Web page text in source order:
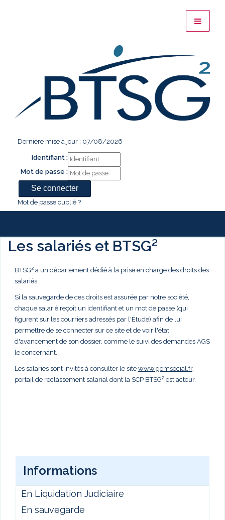
Dernière mise à jour : 07/08/2026
Identifiant :
Mot de passe :
Mot de passe oublié ?
Les salariés et BTSG²
BTSG² a un département dédié à la prise en charge des droits des
salariés.
Si la sauvegarde de ces droits est assurée par notre société,
chaque salarié reçoit un identifiant et un mot de passe (qui
figurent sur les courriers adressés par l'Étude) afin de lui
permettre de se connecter sur ce site et de voir l'état
d'avancement de son dossier, comme le suivi des demandes AGS
le concernant.
Les salariés sont invités à consulter le site www.gemsocial.fr,
portail de reclassement salarial dont la SCP BTSG² est acteur.
Informations
En Liquidation Judiciaire
En sauvegarde